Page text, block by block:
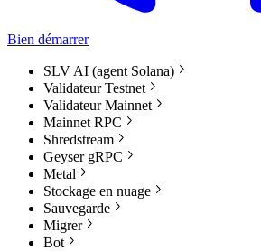
Bien démarrer
SLV AI (agent Solana)
Validateur Testnet
Validateur Mainnet
Mainnet RPC
Shredstream
Geyser gRPC
Metal
Stockage en nuage
Sauvegarde
Migrer
Bot